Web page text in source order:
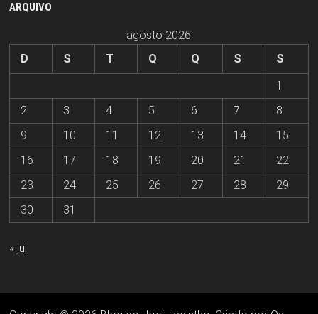
ARQUIVO
agosto 2026
D
S T Q Q S
S
1
2
3 4 5 6 7
8
9
10 11 12 13 14
15
16
17 18 19 20 21
22
23
24 25 26 27 28
29
30
31
« jul